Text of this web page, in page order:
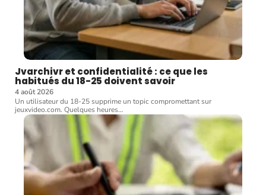
Jvarchivr et confidentialité : ce que les
habitués du 18-25 doivent savoir
4 août 2026
Un utilisateur du 18-25 supprime un topic compromettant sur
jeuxvideo.com. Quelques heures…